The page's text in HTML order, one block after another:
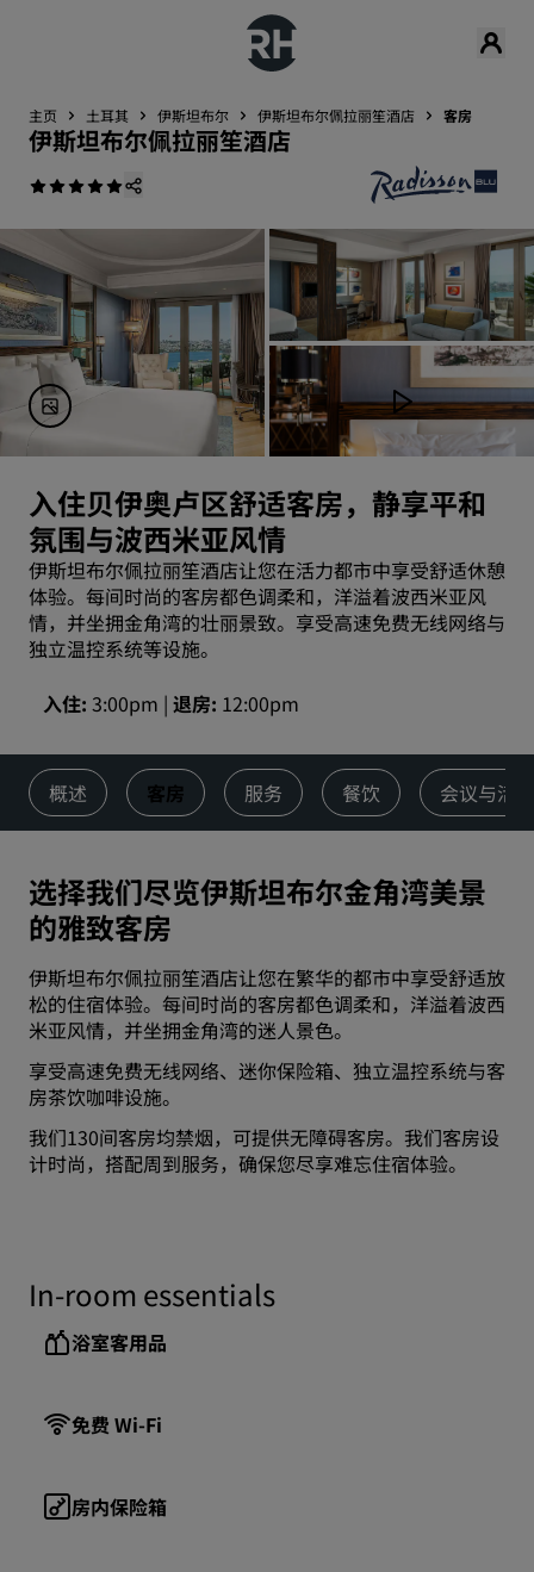
主页 土耳其 伊斯坦布尔 伊斯坦布尔佩拉丽笙酒店 客房
伊斯坦布尔佩拉丽笙酒店
入住贝伊奥卢区舒适客房，静享平和
氛围与波西米亚风情
伊斯坦布尔佩拉丽笙酒店让您在活力都市中享受舒适休憩
体验。每间时尚的客房都色调柔和，洋溢着波西米亚风
情，并坐拥金角湾的壮丽景致。享受高速免费无线网络与
独立温控系统等设施。
入住 3:00pm 退房 12:00pm
概述 客房 服务 餐饮 会议与活动
选择我们尽览伊斯坦布尔金角湾美景
的雅致客房
伊斯坦布尔佩拉丽笙酒店让您在繁华的都市中享受舒适放
松的住宿体验。每间时尚的客房都色调柔和，洋溢着波西
米亚风情，并坐拥金角湾的迷人景色。
享受高速免费无线网络、迷你保险箱、独立温控系统与客
房茶饮咖啡设施。
我们130间客房均禁烟，可提供无障碍客房。我们客房设
计时尚，搭配周到服务，确保您尽享难忘住宿体验。
In-room essentials
浴室客用品
免费 Wi-Fi
房内保险箱